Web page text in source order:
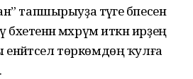
тапшырыуҙа тәүге бәпесен
мәхрүм иткән ирҙең
төркөмдөң ҡулға